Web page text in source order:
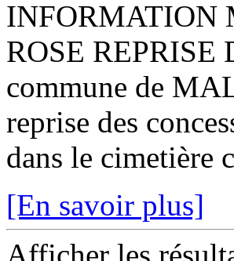
INFORMATION
ROSE REPRISE
commune de
reprise des
dans le cimetière
[En savoir plus]
Afficher les